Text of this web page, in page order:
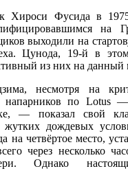
Хироси Фусида в
на
выходили на
Цунода, 19-й в
из них на данный
несмотря на
напарников по
— показал свой
дождевых
на четвёртое место,
через несколько
Однако